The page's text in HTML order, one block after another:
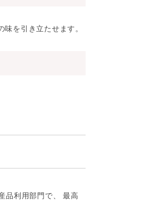
を引き立たせます。
品利用部門で、 最高